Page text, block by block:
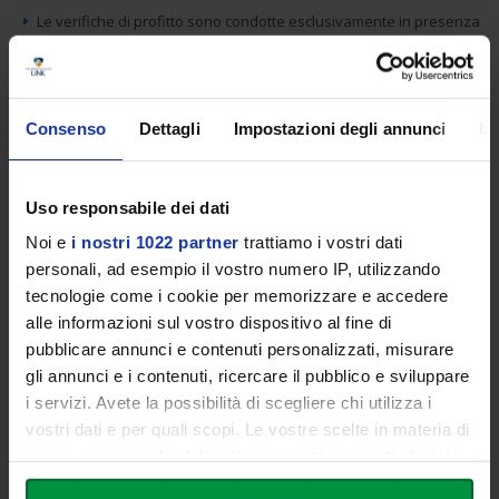
Consenso Dettagli Impostazioni degli annunci
Uso responsabile dei dati
Noi e i nostri 1022 partner trattiamo i vostri dati
personali, ad esempio il vostro numero IP, utilizzando
tecnologie come i cookie per memorizzare e accedere
alle informazioni sul vostro dispositivo al fine di
pubblicare annunci e contenuti personalizzati, misurare
gli annunci e i contenuti, ricercare il pubblico e sviluppare
i servizi. Avete la possibilità di scegliere chi utilizza i
vostri dati e per quali scopi. Le vostre scelte in materia di
in cui avete effettuato le vostre scelte. È possibile
Le verifiche di profitto sono condotte esclusivamente in presenza
I requisiti di propedeuticità tra esami di profitto indicati nei
Regolamenti didattici dei corsi di studio di cui all'articolo 2, non
Quali sono i vantaggi?
I dipendenti pubblici che si iscrivono ai corsi di studio nell'ambito
dell'iniziativaPA 110 e lodebeneficiano di una serie di vantaggi, tra
cui:
Un contributo unico onnicomprensivo
dipendente pubblico fisso e pari al 67% della retta in vigore,
indipendentemente dal valore Isee
Possibilità di abbreviazione di corso o regime di tempo
parziale, con riduzione dei contributi di iscrizione in base agli
Il rimborso di quota parte del contributo di iscrizione